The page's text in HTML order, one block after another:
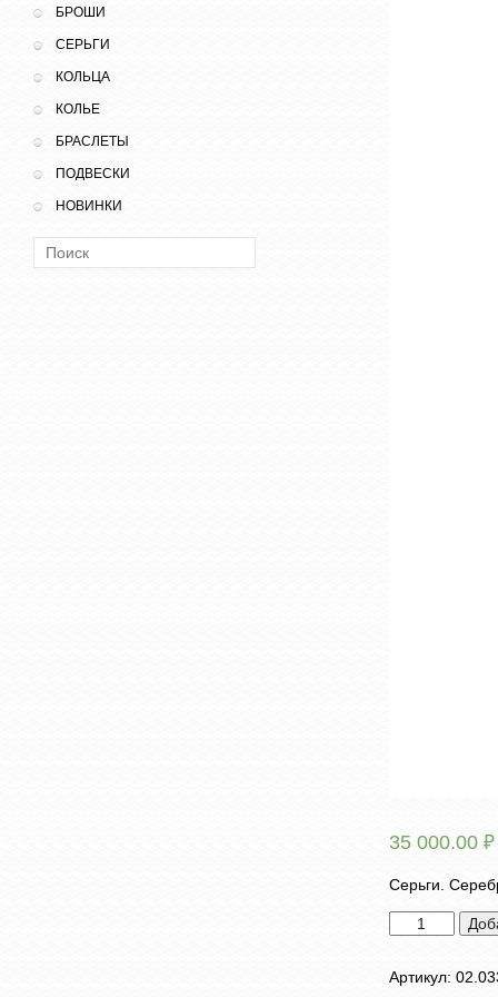
БРОШИ
СЕРЬГИ
КОЛЬЦА
КОЛЬЕ
БРАСЛЕТЫ
ПОДВЕСКИ
НОВИНКИ
Поиск:
35 000.00 ₽
Серьги.
Количество
товара
Артикул: